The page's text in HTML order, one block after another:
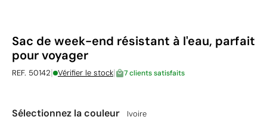
Sac de week-end résistant à l'eau, parfait
pour voyager
REF. 50142| Vérifier le stock| 7 clients satisfaits
Sélectionnez la couleur Ivoire